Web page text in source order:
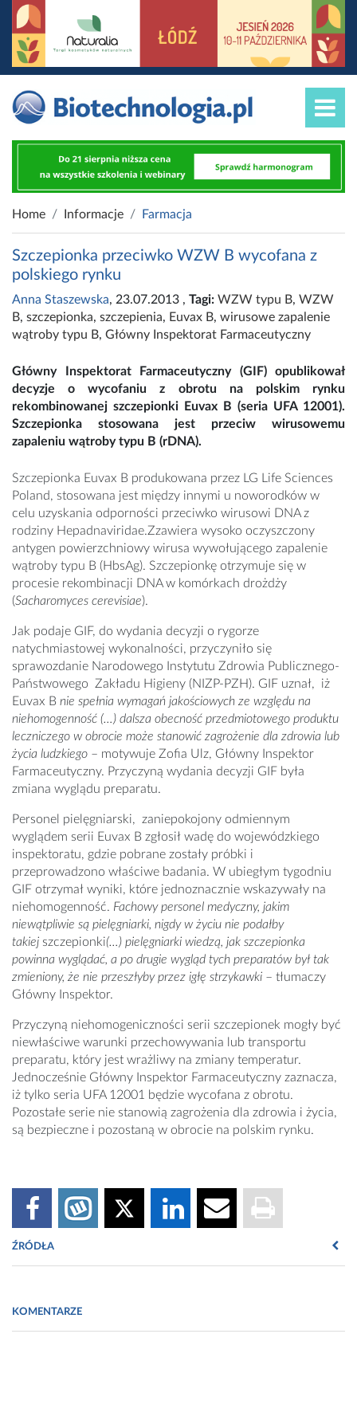
Home Informacje Farmacja
Szczepionka przeciwko WZW B wycofana z
polskiego rynku
Anna Staszewska, 23.07.2013 , Tagi: WZW typu B, WZW
B, szczepionka, szczepienia, Euvax B, wirusowe zapalenie
wątroby typu B, Główny Inspektorat Farmaceutyczny
Główny Inspektorat Farmaceutyczny (GIF) opublikował
decyzje o wycofaniu z obrotu na polskim rynku
rekombinowanej szczepionki Euvax B (seria UFA 12001).
Szczepionka stosowana jest przeciw wirusowemu
zapaleniu wątroby typu B (rDNA).
Szczepionka Euvax B produkowana przez LG Life Sciences
Poland, stosowana jest między innymi u noworodków w
celu uzyskania odporności przeciwko wirusowi DNA z
rodziny Hepadnaviridae.Zzawiera wysoko oczyszczony
antygen powierzchniowy wirusa wywołującego zapalenie
wątroby typu B (HbsAg). Szczepionkę otrzymuje się w
procesie rekombinacji DNA w komórkach drożdży
(Sacharomyces cerevisiae).
Jak podaje GIF, do wydania decyzji o rygorze
natychmiastowej wykonalności, przyczyniło się
sprawozdanie Narodowego Instytutu Zdrowia Publicznego-
Państwowego Zakładu Higieny (NIZP-PZH). GIF uznał, iż
Euvax B nie spełnia wymagań jakościowych ze względu na
niehomogenność (…) dalsza obecność przedmiotowego produktu
leczniczego w obrocie może stanowić zagrożenie dla zdrowia lub
życia ludzkiego – motywuje Zofia Ulz, Główny Inspektor
Farmaceutyczny. Przyczyną wydania decyzji GIF była
zmiana wyglądu preparatu.
Personel pielęgniarski, zaniepokojony odmiennym
wyglądem serii Euvax B zgłosił wadę do wojewódzkiego
inspektoratu, gdzie pobrane zostały próbki i
przeprowadzono właściwe badania. W ubiegłym tygodniu
GIF otrzymał wyniki, które jednoznacznie wskazywały na
niehomogenność. Fachowy personel medyczny, jakim
niewątpliwie są pielęgniarki, nigdy w życiu nie podałby
takiej szczepionki(…) pielęgniarki wiedzą, jak szczepionka
powinna wyglądać, a po drugie wygląd tych preparatów był tak
zmieniony, że nie przeszłyby przez igłę strzykawki – tłumaczy
Główny Inspektor.
Przyczyną niehomogeniczności serii szczepionek mogły być
niewłaściwe warunki przechowywania lub transportu
preparatu, który jest wrażliwy na zmiany temperatur.
Jednocześnie Główny Inspektor Farmaceutyczny zaznacza,
iż tylko seria UFA 12001 będzie wycofana z obrotu.
Pozostałe serie nie stanowią zagrożenia dla zdrowia i życia,
są bezpieczne i pozostaną w obrocie na polskim rynku.
ŹRÓDŁA
KOMENTARZE